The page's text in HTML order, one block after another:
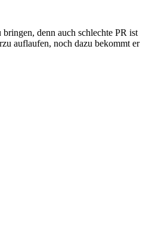
denn auch schlechte PR ist
auflaufen, noch dazu bekommt er